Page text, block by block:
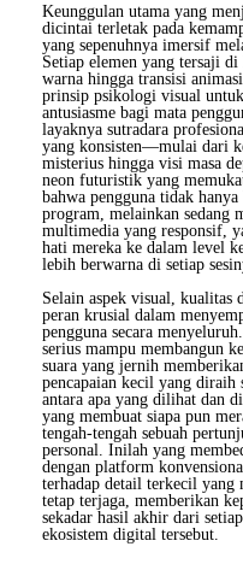
Keunggulan utama yang
dicintai terletak pada
yang sepenuhnya imersif
Setiap elemen yang tersaji
warna hingga transisi
prinsip psikologi visual
antusiasme bagi mata
layaknya sutradara
yang konsisten—mulai dari
misterius hingga visi masa
neon futuristik yang
bahwa pengguna tidak
program, melainkan sedang
multimedia yang responsif,
hati mereka ke dalam level
lebih berwarna di setiap
Selain aspek visual, kualitas
peran krusial dalam
pengguna secara
serius mampu membangun
suara yang jernih
pencapaian kecil yang diraih
antara apa yang dilihat dan
yang membuat siapa pun
tengah-tengah sebuah
personal. Inilah yang
dengan platform
terhadap detail terkecil yang
tetap terjaga, memberikan
sekadar hasil akhir dari
ekosistem digital tersebut.